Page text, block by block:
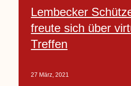
Lembecker
freute sich über
Treffen
27 März, 2021